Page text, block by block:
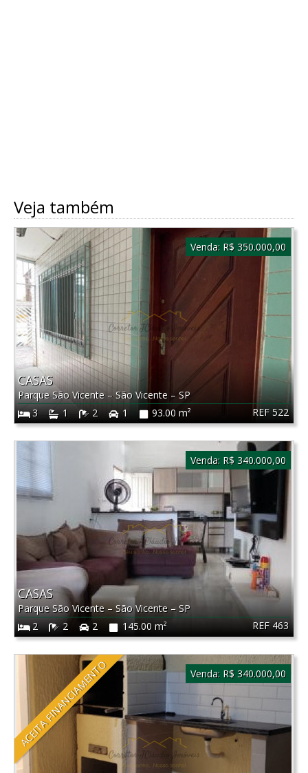
Veja também
REF 522
CASAS
Parque São Vicente–São Vicente – SP
3
1 2 1 93.00 m²
Venda: R$ 350.000,00
REF 463
CASAS
Parque São Vicente–São Vicente – SP
2
2 2 145.00 m²
Venda: R$ 340.000,00
ACEITA FINANCIAMENTO Venda: R$ 340.000,00